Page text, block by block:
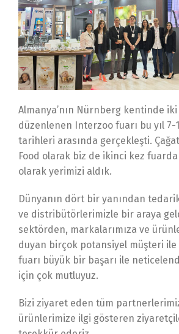
Almanya’nın Nürnberg kentinde
düzenlenen Interzoo fuarı bu yıl 7-
tarihleri arasında gerçekleşti.
Food olarak biz de ikinci kez fuarda
olarak yerimizi aldık.
Dünyanın dört bir yanından
ve distribütörlerimizle bir araya
sektörden, markalarımıza ve
duyan birçok potansiyel müşteri ile
fuarı büyük bir başarı ile
için çok mutluyuz.
Bizi ziyaret eden tüm
ürünlerimize ilgi gösteren